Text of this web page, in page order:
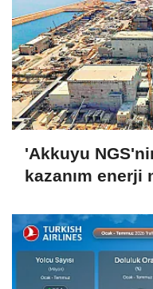
'Akkuyu
kazanım enerji